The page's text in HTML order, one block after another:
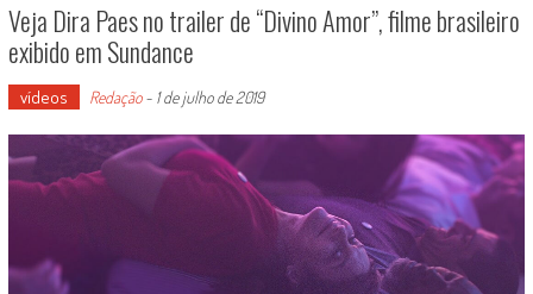
Veja Dira Paes no trailer de “Divino Amor”, filme brasileiro
exibido em Sundance
vídeos Redação- 1 de julho de 2019